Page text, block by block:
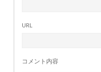
URL
コメント内容